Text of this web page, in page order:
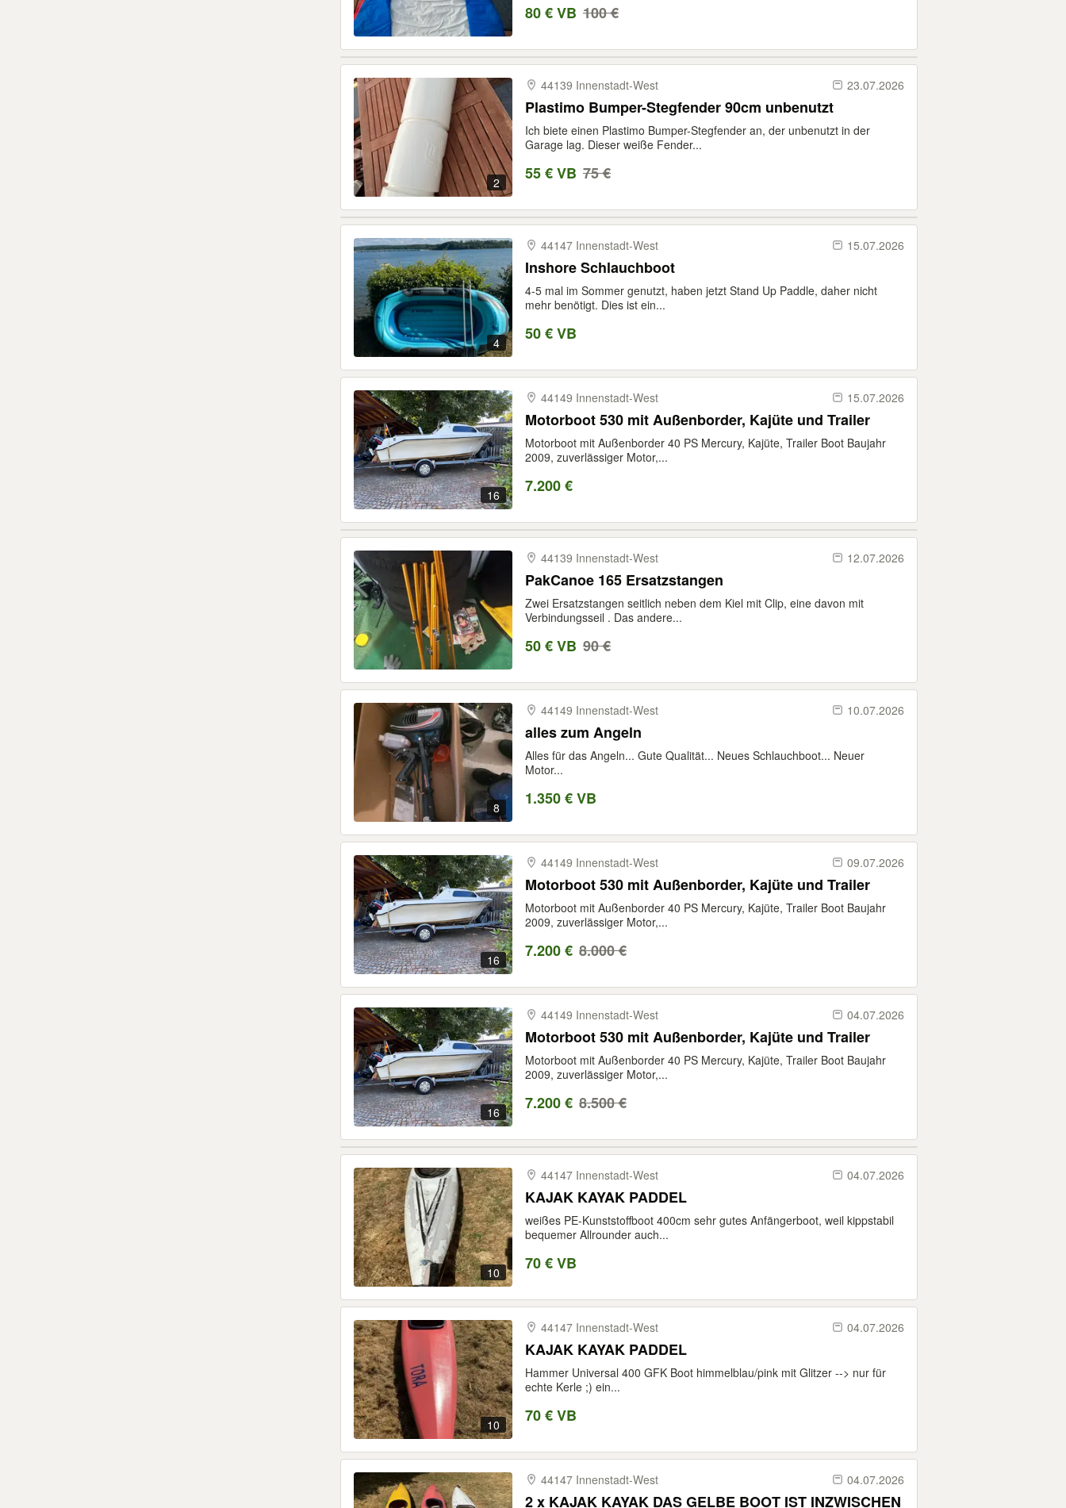
80 € VB 100 €
2
44139 Innenstadt-​West 23.07.2026
Plastimo Bumper-Stegfender 90cm unbenutzt
Ich biete einen Plastimo Bumper-Stegfender an, der unbenutzt in der
Garage lag. Dieser weiße Fender...
55 € VB 75 €
4
44147 Innenstadt-​West 15.07.2026
Inshore Schlauchboot
4-5 mal im Sommer genutzt, haben jetzt Stand Up Paddle, daher nicht
mehr benötigt. Dies ist ein...
50 € VB
16
44149 Innenstadt-​West 15.07.2026
Motorboot 530 mit Außenborder, Kajüte und Trailer
Motorboot mit Außenborder 40 PS Mercury, Kajüte, Trailer Boot Baujahr
2009, zuverlässiger Motor,...
7.200 €
44139 Innenstadt-​West 12.07.2026
PakCanoe 165 Ersatzstangen
Zwei Ersatzstangen seitlich neben dem Kiel mit Clip, eine davon mit
Verbindungsseil . Das andere...
50 € VB 90 €
8
44149 Innenstadt-​West 10.07.2026
alles zum Angeln
Alles für das Angeln... Gute Qualität... Neues Schlauchboot... Neuer
Motor...
1.350 € VB
16
44149 Innenstadt-​West 09.07.2026
Motorboot 530 mit Außenborder, Kajüte und Trailer
Motorboot mit Außenborder 40 PS Mercury, Kajüte, Trailer Boot Baujahr
2009, zuverlässiger Motor,...
7.200 € 8.000 €
16
44149 Innenstadt-​West 04.07.2026
Motorboot 530 mit Außenborder, Kajüte und Trailer
Motorboot mit Außenborder 40 PS Mercury, Kajüte, Trailer Boot Baujahr
2009, zuverlässiger Motor,...
7.200 € 8.500 €
10
44147 Innenstadt-​West 04.07.2026
KAJAK KAYAK PADDEL
weißes PE-Kunststoffboot 400cm sehr gutes Anfängerboot, weil kippstabil
bequemer Allrounder auch...
70 € VB
10
44147 Innenstadt-​West 04.07.2026
KAJAK KAYAK PADDEL
Hammer Universal 400 GFK Boot himmelblau/pink mit Glitzer --> nur für
echte Kerle ;) ein...
70 € VB
44147 Innenstadt-​West 04.07.2026
2 x KAJAK KAYAK DAS GELBE BOOT IST INZWISCHEN